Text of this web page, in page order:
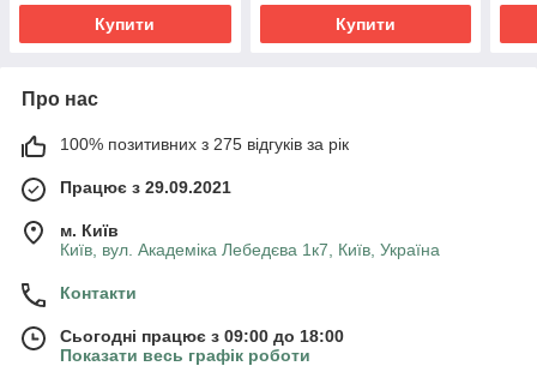
Купити Купити
Про нас
100% позитивних з 275 відгуків за рік
Працює з 29.09.2021
м. Київ
Київ, вул. Академіка Лебедєва 1к7, Київ, Україна
Контакти
Сьогодні працює з 09:00 до 18:00
Показати весь графік роботи